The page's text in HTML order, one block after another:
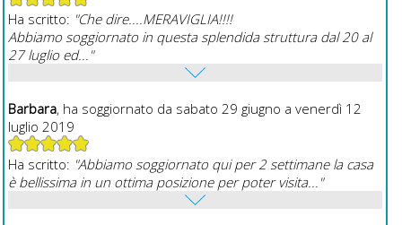
Ha scritto: "Che dire....MERAVIGLIA!!!!
Abbiamo soggiornato in questa splendida struttura dal 20 al
27 luglio ed..."
Barbara, ha soggiornato da sabato 29 giugno a venerdì 12
luglio 2019
Ha scritto: "Abbiamo soggiornato qui per 2 settimane la casa
è bellissima in un ottima posizione per poter visita..."